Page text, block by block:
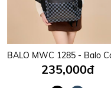
235,000đ